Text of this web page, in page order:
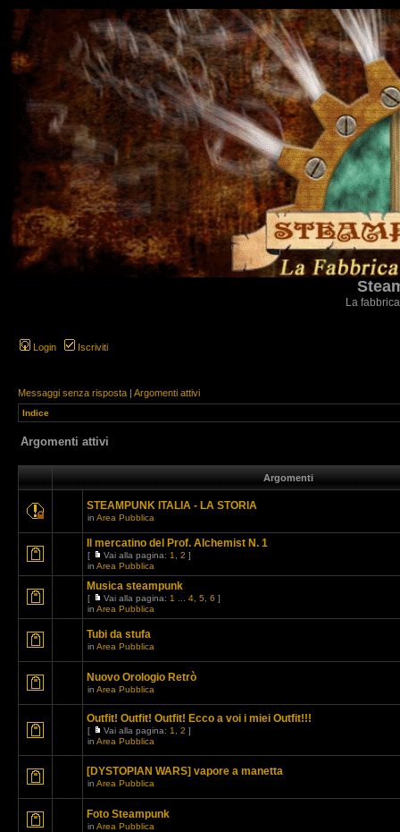
La
Login Iscriviti
Messaggi senza risposta | Argomenti attivi
Indice
Argomenti attivi
Argomenti
STEAMPUNK ITALIA - LA STORIA
in Area Pubblica
Il mercatino del Prof. Alchemist N. 1
[ Vai alla pagina: 1 2 ]
in Area Pubblica
Musica steampunk
[ Vai alla pagina: 1 4 5 6 ]
in Area Pubblica
Tubi da stufa
in Area Pubblica
Nuovo Orologio Retrò
in Area Pubblica
Outfit! Outfit! Outfit! Ecco a voi i miei Outfit!!!
[ Vai alla pagina: 1 2 ]
in Area Pubblica
[DYSTOPIAN WARS] vapore a manetta
in Area Pubblica
Foto Steampunk
in Area Pubblica